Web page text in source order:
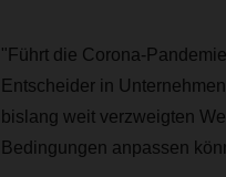
"Führt die Corona-
Entscheider in
bislang weit verzweigten
Bedingungen anpassen